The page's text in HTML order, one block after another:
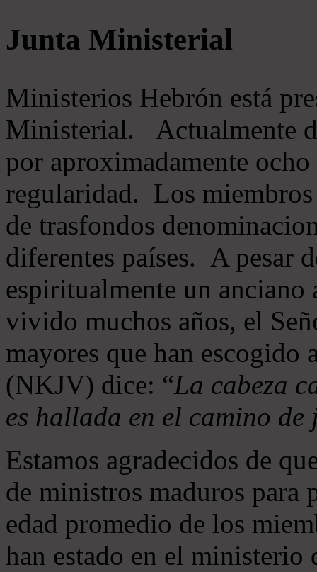
Junta Ministerial
Ministerios Hebrón está
Ministerial. Actualmente
por aproximadamente
regularidad. Los
de trasfondos
diferentes países. A pesar
espiritualmente un
vivido muchos años, el
mayores que han
(NKJV) dice: “La cabeza
es hallada en el camino de
Estamos agradecidos de
de ministros maduros
edad promedio de los
han estado en el ministerio